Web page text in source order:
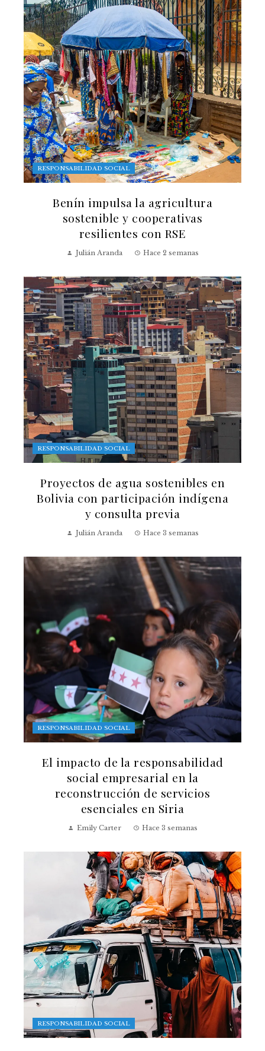
RESPONSABILIDAD SOCIAL
Benín impulsa la agricultura
sostenible y cooperativas
resilientes con RSE
Julián Aranda Hace 2 semanas
RESPONSABILIDAD SOCIAL
Proyectos de agua sostenibles en
Bolivia con participación indígena
y consulta previa
Julián Aranda Hace 3 semanas
RESPONSABILIDAD SOCIAL
El impacto de la responsabilidad
social empresarial en la
reconstrucción de servicios
esenciales en Siria
Emily Carter Hace 3 semanas
RESPONSABILIDAD SOCIAL